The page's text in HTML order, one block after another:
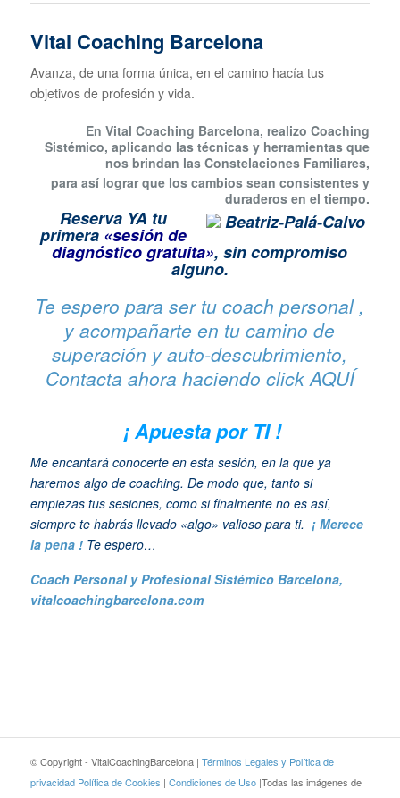
Vital Coaching Barcelona
Avanza, de una forma única, en el camino hacía tus
objetivos de profesión y vida.
En Vital Coaching Barcelona, realizo Coaching
Sistémico, aplicando las técnicas y herramientas que
nos brindan las Constelaciones Familiares,
para así lograr que los cambios sean consistentes y
duraderos en el tiempo.
Reserva YA tu
primera «sesión de
diagnóstico gratuita», sin compromiso
alguno.
Te espero para ser tu coach personal ,
y acompañarte en tu camino de
superación y auto-descubrimiento,
Contacta ahora haciendo click AQUÍ
¡ Apuesta por TI !
Me encantará conocerte en esta sesión, en la que ya
haremos algo de coaching. De modo que, tanto si
empiezas tus sesiones, como si finalmente no es así,
siempre te habrás llevado «algo» valioso para ti. ¡ Merece
la pena ! Te espero…
Coach Personal y Profesional Sistémico Barcelona,
vitalcoachingbarcelona.com
© Copyright - VitalCoachingBarcelona | Términos Legales y Política de
privacidad Política de Cookies | Condiciones de Uso |Todas las imágenes de